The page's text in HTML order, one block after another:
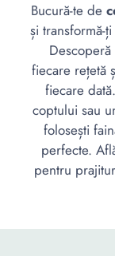
Bucură-te de
și transformă-
fiecare rețetă
fiecare
coptului sau
folosești
perfecte.
pentru